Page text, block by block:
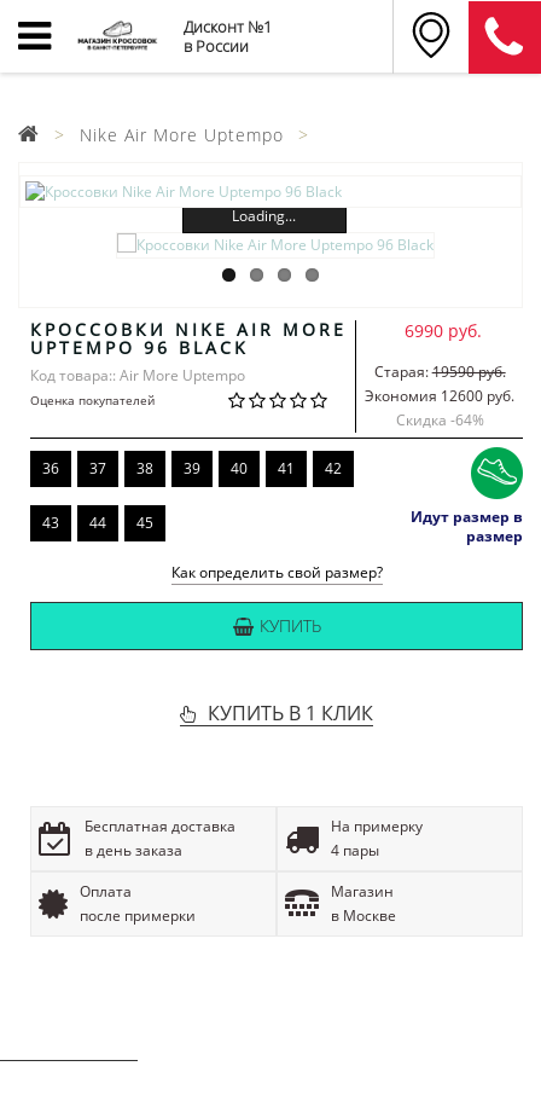
Дисконт №1
в России
Nike Air More Uptempo
Loading...
КРОССОВКИ NIKE AIR MORE
UPTEMPO 96 BLACK
Код товара:: Air More Uptempo
Оценка покупателей
6990 руб.
Старая:19590 руб.
Экономия 12600 руб.
Скидка -64%
36 37 38 39 40 41 42
43 44 45
Идут размер в
размер
Как определить свой размер?
КУПИТЬ
КУПИТЬ В 1 КЛИК
Бесплатная доставка
в день заказа
На примерку
4 пары
Оплата
после примерки
Магазин
в Москве